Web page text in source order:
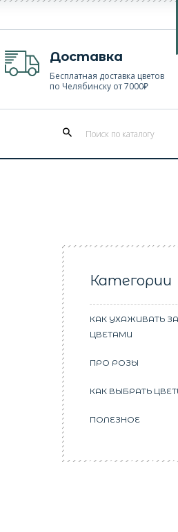
Доставка
Бесплатная доставка цветов
по Челябинску от 7000₽
Категории
КАК УХАЖИВАТЬ ЗА
ЦВЕТАМИ
ПРО РОЗЫ
КАК ВЫБРАТЬ
ПОЛЕЗНОЕ